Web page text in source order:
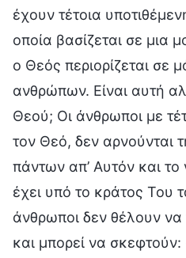
έχουν τέτοια
οποία βασίζεται σε
ο Θεός περιορίζεται σε
ανθρώπων. Είναι αυτή
Θεού; Οι άνθρωποι με
τον Θεό, δεν αρνούνται
πάντων απ’ Αυτόν και
έχει υπό το κράτος Του
άνθρωποι δεν θέλουν
και μπορεί να